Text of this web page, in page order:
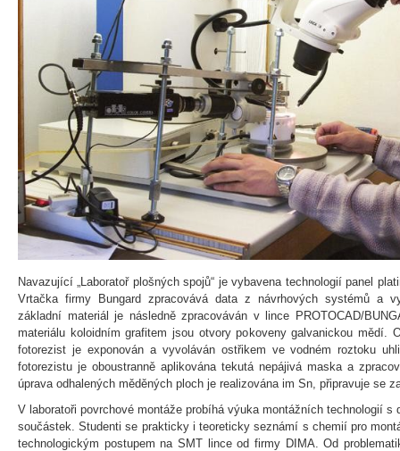
Navazující „Laboratoř plošných spojů“ je vybavena technologií panel
Vrtačka firmy Bungard zpracovává data z návrhových systémů a
základní materiál je následně zpracováván v lince PROTOCAD/
materiálu koloidním grafitem jsou otvory pokoveny galvanickou mědí.
fotorezist je exponován a vyvoláván ostřikem ve vodném roztoku
fotorezistu je oboustranně aplikována tekutá nepájivá maska a
úprava odhalených měděných ploch je realizována im Sn, připravuje se
V laboratoři povrchové montáže probíhá výuka montážních technologií s
součástek. Studenti se prakticky i teoreticky seznámí s chemií pro
technologickým postupem na SMT lince od firmy DIMA. Od